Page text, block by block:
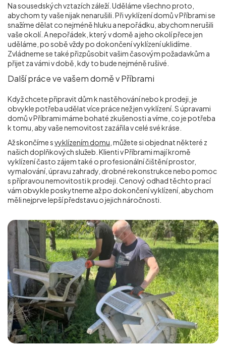
Na sousedských vztazích záleží. Uděláme všechno proto,
abychom ty vaše nijak nenarušili. Při vyklízení domů v Příbrami se
snažíme dělat co nejméně hluku a nepořádku, abychom nerušili
vaše okolí. A nepořádek, který v domě a jeho okolí přece jen
uděláme, po sobě vždy po dokončení vyklízení uklidíme.
Zvládneme se také přizpůsobit vašim časovým požadavkům a
přijet za vámi v době, kdy to bude nejméně rušivé.
Další práce ve vašem domě v Příbrami
Když chcete připravit dům k nastěhování nebo k prodeji, je
obvykle potřeba udělat více práce než jen vyklízení. S úpravami
domů v Příbrami máme bohaté zkušenosti a víme, co je potřeba
k tomu, aby vaše nemovitost zazářila v celé své kráse.
Až skončíme svyklízením domu , můžete si objednat některé z
našich doplňkových služeb. Klienti v Příbrami mají kromě
vyklízení často zájem také o profesionální čištění prostor,
vymalování, úpravu zahrady, drobné rekonstrukce nebo pomoc
s přípravou nemovitosti k prodeji. Cenový odhad těchto prací
vám obvykle poskytneme až po dokončení vyklízení, abychom
měli nejprve lepší představu o jejich náročnosti.